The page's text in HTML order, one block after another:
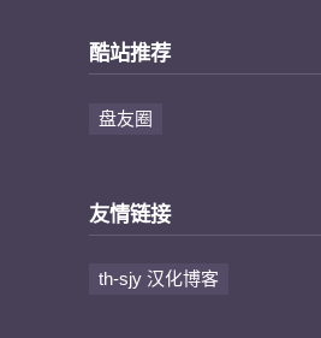
酷站推荐
盘友圈
友情链接
th-sjy 汉化博客